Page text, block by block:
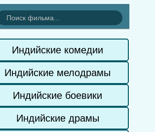
Индийские комедии
Индийские мелодрамы
Индийские боевики
Индийские драмы